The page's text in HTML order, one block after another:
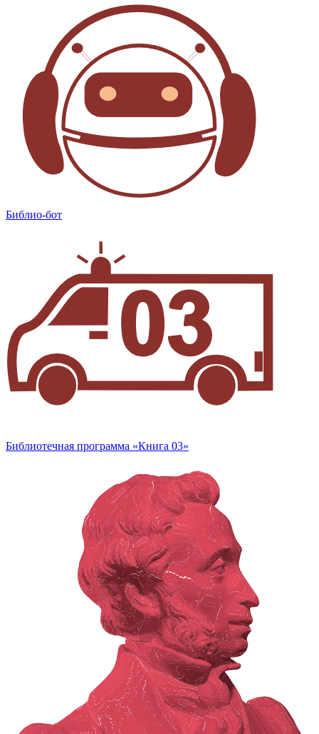
Библио-бот
Библиотечная программа «Книга 03»